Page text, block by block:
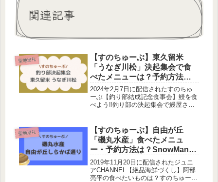
関連記事
聖地巡礼
【すのちゅーぶ】東久留米
「うなぎ川松」決起集会で食
べたメニューは？予約方法
は？SnowManロケ地
2024年2月7日に配信されたすのちゅ
ーぶ【釣り部結成記念食事会】鰻を食
べよう‼️釣り部の決起集会で鰻屋さん
た！この記事でわかること鰻屋さんの
情報SnowManが食べたメニ...
聖地巡礼
【すのちゅーぶ】自由が丘
「磯丸水産」食べたメニュ
ー・予約方法は？SnowManロ
ケ地
2019年11月20日に配信されたジュニ
アCHANNEL【絶品海鮮づくし】阿部
亮平の食べたいものは？すのちゅーぶ